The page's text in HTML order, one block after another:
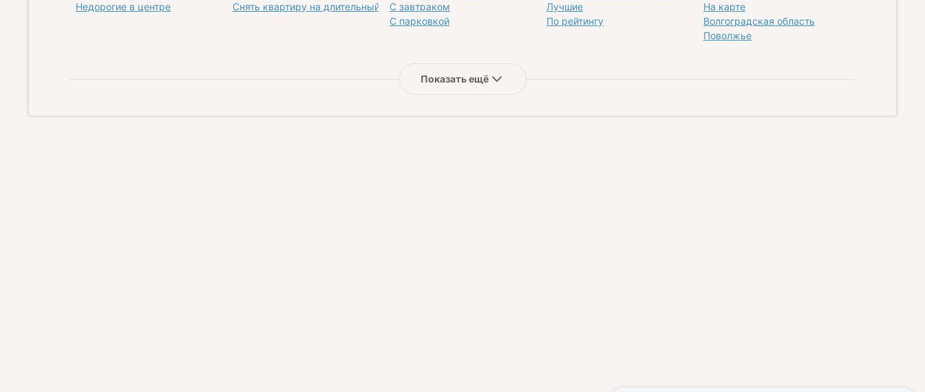
Недорогие в центре
Снять квартиру на длительный срокС завтраком
С парковкой
Лучшие
По рейтингу
На карте
Волгоградская область
Поволжье
Показать ещё